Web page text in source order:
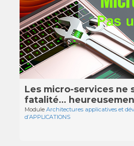
Les micro-services ne
fatalité…
ModuleArchitectures applicatives et
d’APPLICATIONS